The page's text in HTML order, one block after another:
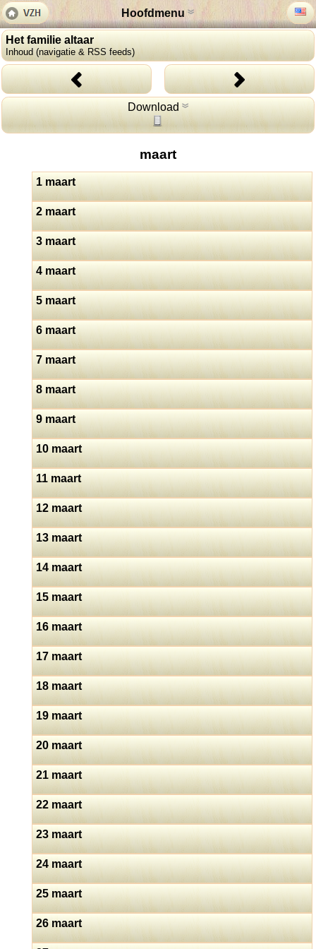
Hoofdmenu
Het familie altaar
Inhoud (navigatie & RSS feeds)
Download
maart
1 maart
2 maart
3 maart
4 maart
5 maart
6 maart
7 maart
8 maart
9 maart
10 maart
11 maart
12 maart
13 maart
14 maart
15 maart
16 maart
17 maart
18 maart
19 maart
20 maart
21 maart
22 maart
23 maart
24 maart
25 maart
26 maart